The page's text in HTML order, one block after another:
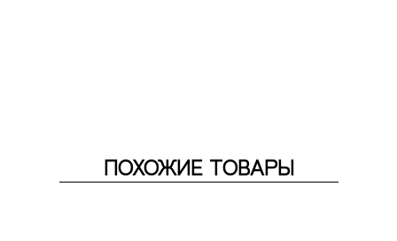
ПОХОЖИЕ ТОВАРЫ